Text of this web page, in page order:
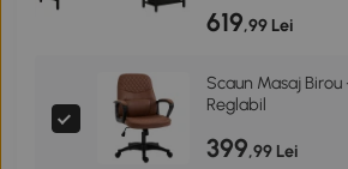
619,99 Lei
Scaun Masaj
Reglabil
399,99 Lei